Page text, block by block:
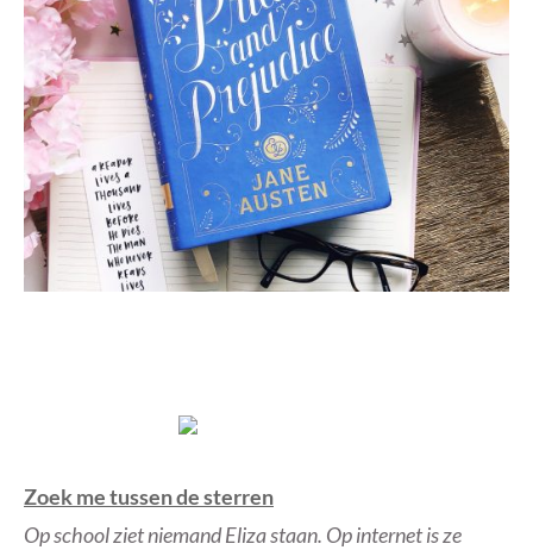
Zoek me tussen de sterren
Op school ziet niemand Eliza staan. Op internet is ze